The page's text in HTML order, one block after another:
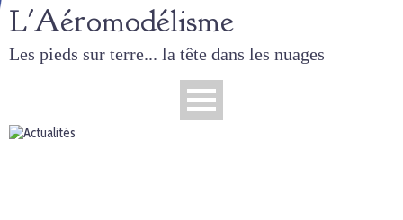
L'Aéromodélisme
Les pieds sur terre... la tête dans les nuages